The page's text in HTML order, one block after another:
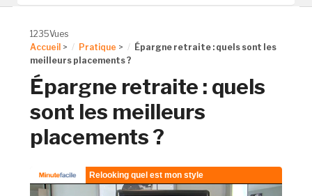
1235Vues
Accueil > Pratique >
Épargne retraite : quels sont les
meilleurs placements ?
Épargne retraite : quels
sont les meilleurs
placements ?